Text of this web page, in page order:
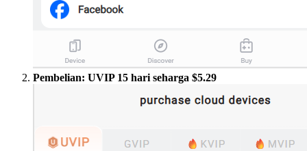
Pembelian: UVIP 15 hari seharga $5.29